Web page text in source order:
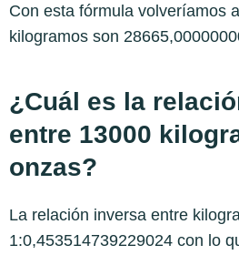
Con esta fórmula volveríamos
kilogramos son
¿Cuál es la
entre 13000
onzas?
La relación inversa entre
1:0,453514739229024 con lo